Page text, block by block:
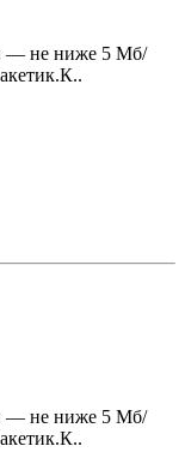
— не ниже 5 Мб/
— не ниже 5 Мб/